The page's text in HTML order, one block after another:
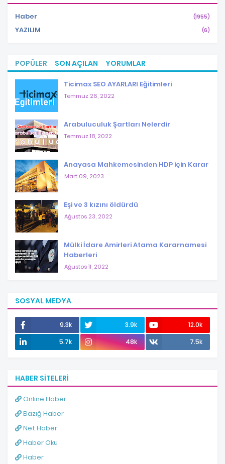
Haber (1955)
YAZILIM (6)
POPÜLER SON AÇILAN YORUMLAR
Ticimax SEO AYARLARI Eğitimleri
Temmuz 26, 2022
Arabuluculuk Şartları Nelerdir
Temmuz 18, 2022
Anayasa Mahkemesinden HDP için Karar
Mart 09, 2023
Eşi ve 3 kızını öldürdü
Ağustos 23, 2022
Mülki İdare Amirleri Atama Kararnamesi
Haberleri
Ağustos 11, 2022
SOSYAL MEDYA
9.3k 3.9k
12.0k
5.7k
48k 7.5k
HABER SITELERI
Online Haber
Elazığ Haber
Net Haber
Haber Oku
Haber